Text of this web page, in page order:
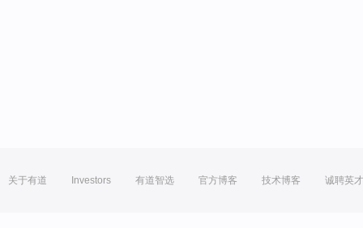
关于有道 Investors 有道智选 官方博客 技术博客 诚聘英才